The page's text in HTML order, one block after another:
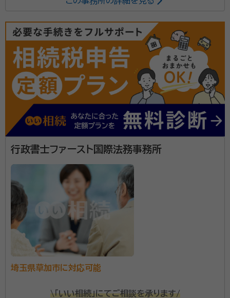
ます。 お客様とのご縁を大切に、丁寧なコミュニケーシ
ョンを心がけております。 相続税申告は，一生のうちに
1度あるかないかの手続きで、相続税申告を得意としな
い税理士も一定数おりますので、相続税申告の経験が豊
富な税理士に相談することが有効です。 もし,相続に関し
て何かお悩み事がありましたら、お気軽にお問合せくだ
さい。
資格等：税理士
所属団体：関東信越税理士会
行政書士ファースト国際法務事務所
埼玉県草加市に対応可能
\「いい相続」にてご相談を承ります/